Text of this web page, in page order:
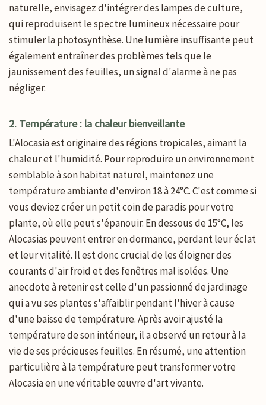
naturelle, envisagez d'intégrer des lampes de culture,
qui reproduisent le spectre lumineux nécessaire pour
stimuler la photosynthèse. Une lumière insuffisante peut
également entraîner des problèmes tels que le
jaunissement des feuilles, un signal d'alarme à ne pas
négliger.
2. Température : la chaleur bienveillante
L'Alocasia est originaire des régions tropicales, aimant la
chaleur et l'humidité. Pour reproduire un environnement
semblable à son habitat naturel, maintenez une
température ambiante d'environ 18 à 24°C. C'est comme si
vous deviez créer un petit coin de paradis pour votre
plante, où elle peut s'épanouir. En dessous de 15°C, les
Alocasias peuvent entrer en dormance, perdant leur éclat
et leur vitalité. Il est donc crucial de les éloigner des
courants d'air froid et des fenêtres mal isolées. Une
anecdote à retenir est celle d'un passionné de jardinage
qui a vu ses plantes s'affaiblir pendant l'hiver à cause
d'une baisse de température. Après avoir ajusté la
température de son intérieur, il a observé un retour à la
vie de ses précieuses feuilles. En résumé, une attention
particulière à la température peut transformer votre
Alocasia en une véritable œuvre d'art vivante.